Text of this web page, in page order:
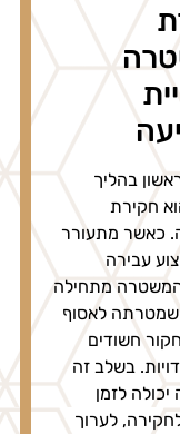
בהליך
חקירת
מתעורר
עבירה
מתחילה
לאסוף
חשודים
בשלב זה
לזמן
לערוך